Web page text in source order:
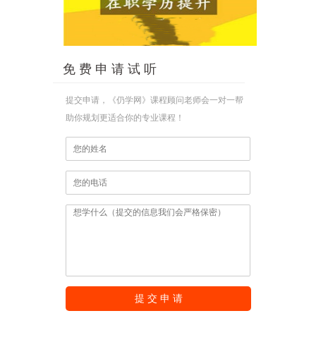
免 费 申 请 试 听
提交申请，《仍学网》课程顾问老师会一对一帮
助你规划更适合你的专业课程！
提 交 申 请